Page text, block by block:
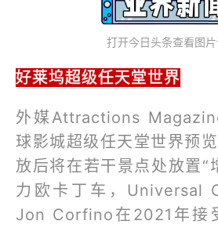
打开今日头条查看图
好莱坞超级任天堂世界
外媒Attractions
球影城超级任天堂世界预
放后将在若干景点处放置“
力欧卡丁车，Universal
Jon Corfino在2021年接